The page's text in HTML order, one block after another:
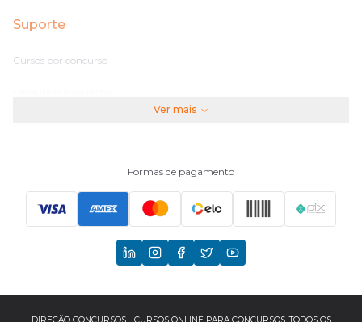
Suporte
Cursos por concurso
Principais Concursos
Ver mais
Formas de pagamento